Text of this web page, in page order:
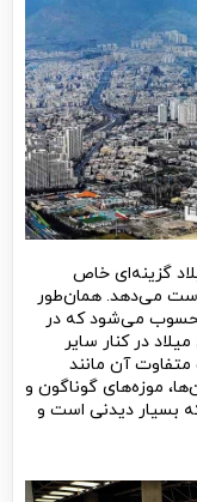
گزینه‌ای خاص
می‌دهد. همان‌طور
محسوب می‌شود که در
متفاوت آن مانند
موزه‌های گوناگون و
بسیار دیدنی است و